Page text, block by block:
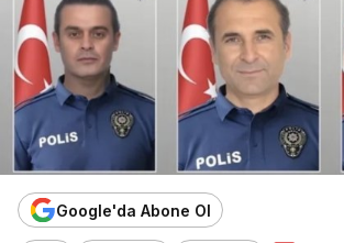
Google'da Abone Ol